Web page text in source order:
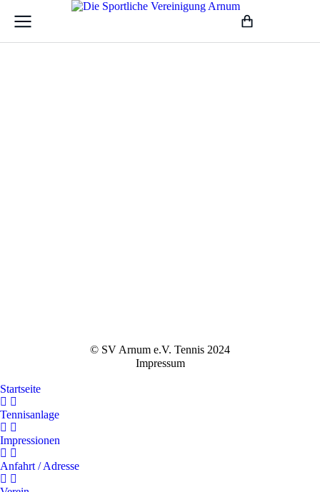
© SV Arnum e.V. Tennis 2024
Impressum
Startseite
Tennisanlage
Impressionen
Anfahrt / Adresse